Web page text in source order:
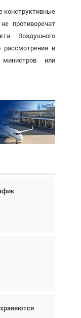
конструктивные
противоречат
Воздушного
рассмотрения в
или
и БПЛА в